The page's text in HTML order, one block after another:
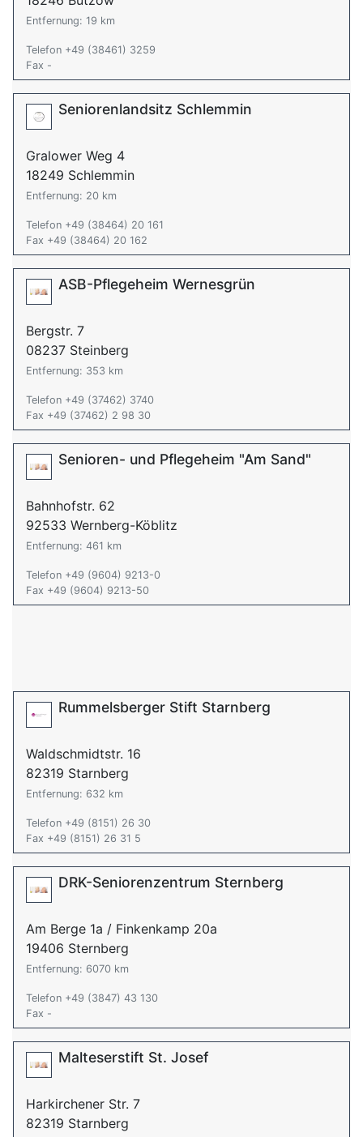
Entfernung: 19 km
Telefon +49 (38461) 3259
Fax -
Seniorenlandsitz Schlemmin
Gralower Weg 4
18249 Schlemmin
Entfernung: 20 km
Telefon +49 (38464) 20 161
Fax +49 (38464) 20 162
ASB-Pflegeheim Wernesgrün
Bergstr. 7
08237 Steinberg
Entfernung: 353 km
Telefon +49 (37462) 3740
Fax +49 (37462) 2 98 30
Senioren- und Pflegeheim "Am Sand"
Bahnhofstr. 62
92533 Wernberg-Köblitz
Entfernung: 461 km
Telefon +49 (9604) 9213-0
Fax +49 (9604) 9213-50
Rummelsberger Stift Starnberg
Waldschmidtstr. 16
82319 Starnberg
Entfernung: 632 km
Telefon +49 (8151) 26 30
Fax +49 (8151) 26 31 5
DRK-Seniorenzentrum Sternberg
Am Berge 1a / Finkenkamp 20a
19406 Sternberg
Entfernung: 6070 km
Telefon +49 (3847) 43 130
Fax -
Malteserstift St. Josef
Harkirchener Str. 7
82319 Starnberg